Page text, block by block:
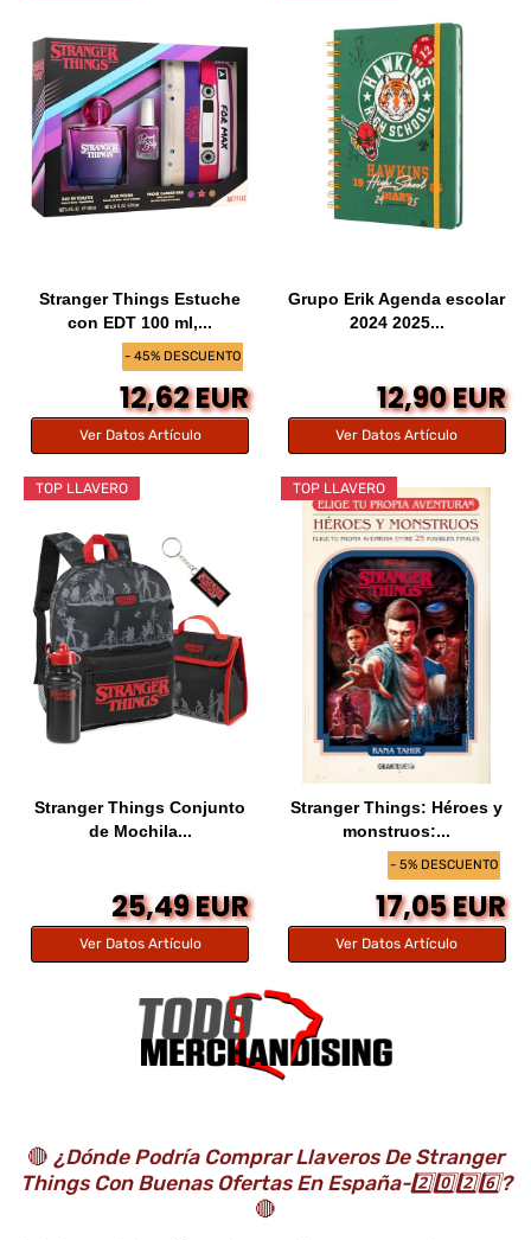
- 45% DESCUENTO
Stranger Things Estuche
con EDT 100 ml,...
12,62 EUR
Ver Datos Artículo
Grupo Erik Agenda escolar
2024 2025...
12,90 EUR
Ver Datos Artículo
TOP LLAVERO
Stranger Things Conjunto
de Mochila...
25,49 EUR
Ver Datos Artículo
- 5% DESCUENTO
TOP LLAVERO
Stranger Things: Héroes y
monstruos:...
17,05 EUR
Ver Datos Artículo
🔴 ¿Dónde Podría Comprar Llaveros De Stranger
Things Con Buenas Ofertas En España-2️⃣0️⃣2️⃣6️⃣?
🔴